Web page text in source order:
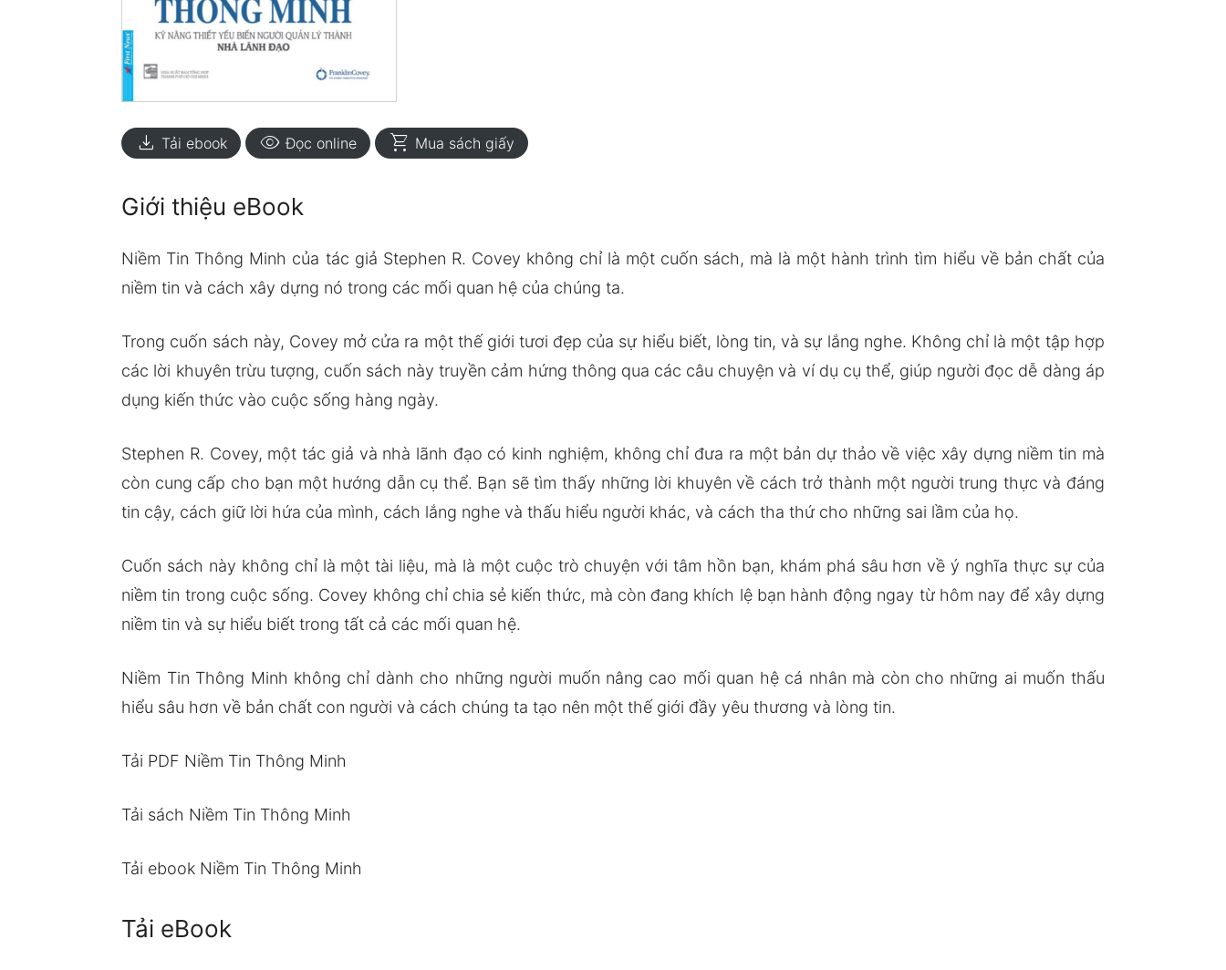
download Tải ebook visibility Đọc online shopping_cart Mua sách giấy
Giới thiệu eBook
Niềm Tin Thông Minh của tác giả Stephen R. Covey không chỉ là một cuốn sách, mà là một hành trình tìm hiểu về bản chất của
niềm tin và cách xây dựng nó trong các mối quan hệ của chúng ta.
Trong cuốn sách này, Covey mở cửa ra một thế giới tươi đẹp của sự hiểu biết, lòng tin, và sự lắng nghe. Không chỉ là một tập hợp
các lời khuyên trừu tượng, cuốn sách này truyền cảm hứng thông qua các câu chuyện và ví dụ cụ thể, giúp người đọc dễ dàng áp
dụng kiến thức vào cuộc sống hàng ngày.
Stephen R. Covey, một tác giả và nhà lãnh đạo có kinh nghiệm, không chỉ đưa ra một bản dự thảo về việc xây dựng niềm tin mà
còn cung cấp cho bạn một hướng dẫn cụ thể. Bạn sẽ tìm thấy những lời khuyên về cách trở thành một người trung thực và đáng
tin cậy, cách giữ lời hứa của mình, cách lắng nghe và thấu hiểu người khác, và cách tha thứ cho những sai lầm của họ.
Cuốn sách này không chỉ là một tài liệu, mà là một cuộc trò chuyện với tâm hồn bạn, khám phá sâu hơn về ý nghĩa thực sự của
niềm tin trong cuộc sống. Covey không chỉ chia sẻ kiến thức, mà còn đang khích lệ bạn hành động ngay từ hôm nay để xây dựng
niềm tin và sự hiểu biết trong tất cả các mối quan hệ.
Niềm Tin Thông Minh không chỉ dành cho những người muốn nâng cao mối quan hệ cá nhân mà còn cho những ai muốn thấu
hiểu sâu hơn về bản chất con người và cách chúng ta tạo nên một thế giới đầy yêu thương và lòng tin.
Tải PDF Niềm Tin Thông Minh
Tải sách Niềm Tin Thông Minh
Tải ebook Niềm Tin Thông Minh
Tải eBook